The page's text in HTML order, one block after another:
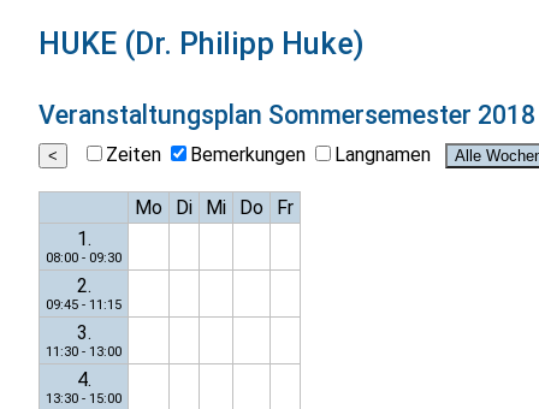
HUKE (Dr. Philipp Huke)
Veranstaltungsplan Sommersemester 2018
Zeiten Bemerkungen Langnamen
Mo Di Mi Do
Fr
1.
08:00 - 09:30
2.
09:45 - 11:15
3.
11:30 - 13:00
4.
13:30 - 15:00